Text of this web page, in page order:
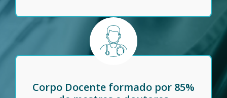
Corpo Docente formado por 85%